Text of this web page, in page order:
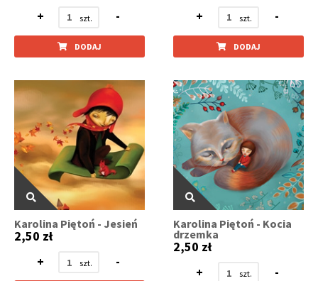
+
-
DODAJ
+
-
DODAJ
Karolina Piętoń - Jesień
2,50 zł
+
-
Karolina Piętoń - Kocia
drzemka
2,50 zł
+
-